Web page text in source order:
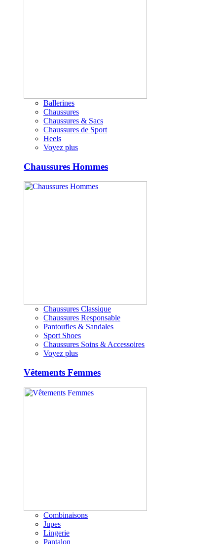
Ballerines
Chaussures
Chaussures & Sacs
Chaussures de Sport
Heels
Voyez plus
Chaussures Hommes
Chaussures Classique
Chaussures Responsable
Pantoufles & Sandales
Sport Shoes
Chaussures Soins & Accessoires
Voyez plus
Vêtements Femmes
Combinaisons
Jupes
Lingerie
Pantalon